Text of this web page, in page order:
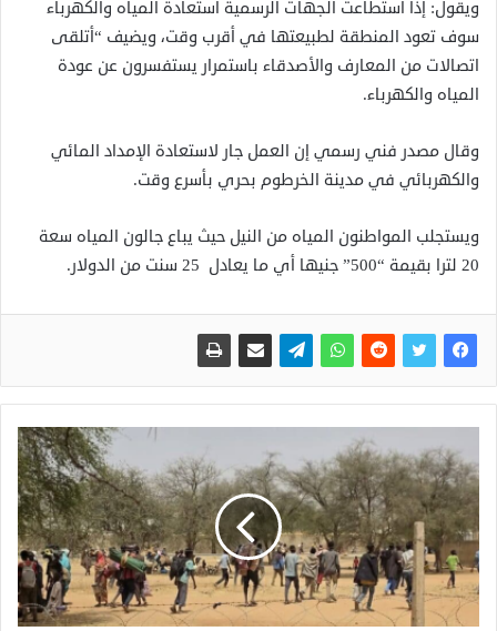
ويقول: إذا استطاعت الجهات الرسمية استعادة المياه والكهرباء
سوف تعود المنطقة لطبيعتها في أقرب وقت، ويضيف “أتلقى
اتصالات من المعارف والأصدقاء باستمرار يستفسرون عن عودة
المياه والكهرباء.
وقال مصدر فني رسمي إن العمل جار لاستعادة الإمداد المائي
والكهربائي في مدينة الخرطوم بحري بأسرع وقت.
ويستجلب المواطنون المياه من النيل حيث يباع جالون المياه سعة
20 لترا بقيمة “500” جنيها أي ما يعادل 25 سنت من الدولار.